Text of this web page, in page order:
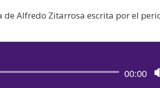
de Alfredo Zitarrosa escrita por el
Reproductor
00:00